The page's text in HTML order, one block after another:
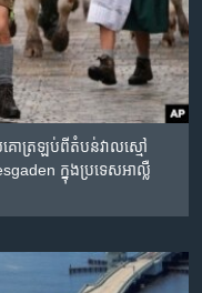
គោ​ត្រឡប់​ពី​​តំបន់​វាលស្មៅ​​
ក្នុង​ប្រទេស​អាល្លឺ